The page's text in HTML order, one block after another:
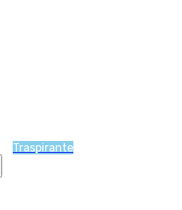
Traspirante